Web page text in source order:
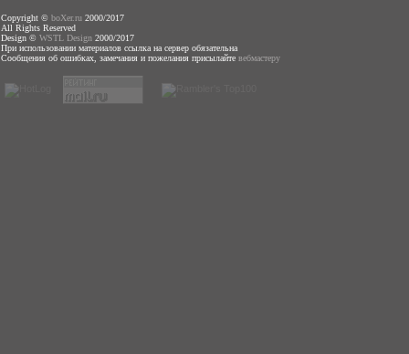
Copyright © boXer.ru 2000/2017
All Rights Reserved
Design © WSTL Design 2000/2017
При использовании материалов ссылка на сервер обязательна
Сообщения об ошибках, замечания и пожелания присылайте вебмастеру